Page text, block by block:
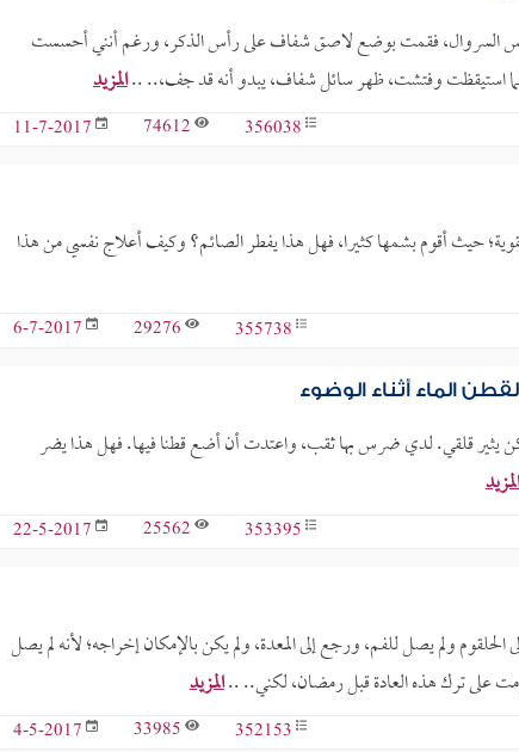
السروال، فقمت بوضع لاصق شفاف على رأس الذكر، ورغم أنني أحسست
استيقظت وفتشت، ظهر سائل شفاف، يبدو أنه قد جف،.. ..المزيد
356038
74612
11-7-2017
حيث أقوم بشمها كثيرا، فهل هذا يفطر الصائم؟ وكيف أعلاج نفسي من هذا
355738
29276
6-7-2017
الماء أثناء الوضوء
يثير قلقي. لدي ضرس بها ثقب، واعتدت أن أضع قطنا فيها. فهل هذا يضر
المزيد
353395
25562
22-5-2017
ولم يصل للفم، ورجع إلى المعدة، ولم يكن بالإمكان إخراجه؛ لأنه لم يصل
على ترك هذه العادة قبل رمضان، لكني.. ..المزيد
352153
33985
4-5-2017